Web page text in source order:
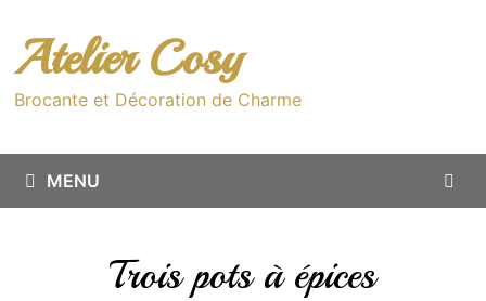
contenu
Atelier Cosy
Brocante et Décoration de Charme
MENU
Trois pots à épices